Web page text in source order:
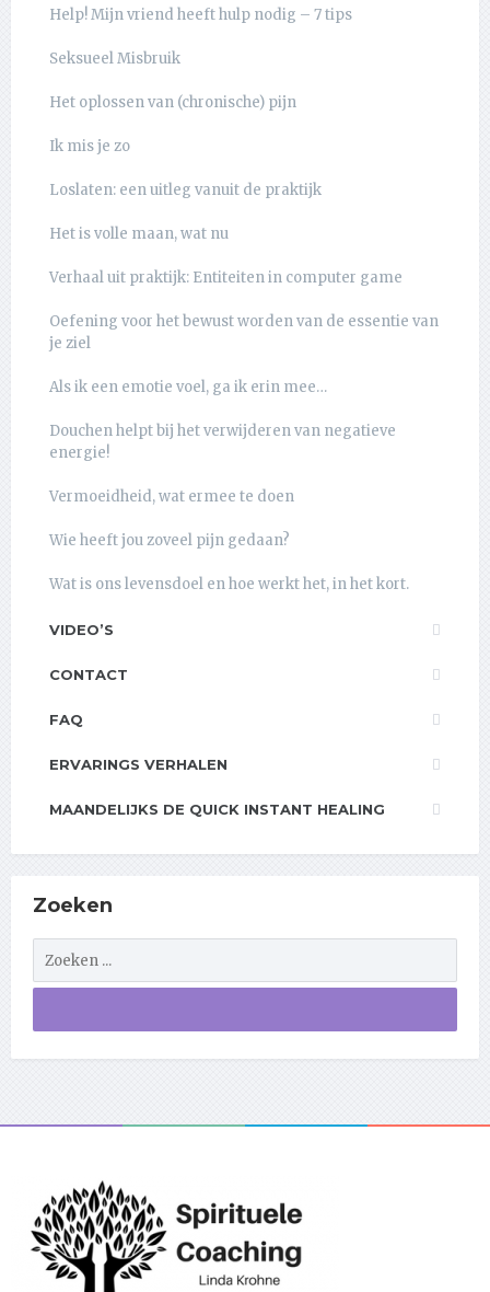
Help! Mijn vriend heeft hulp nodig – 7 tips
Seksueel Misbruik
Het oplossen van (chronische) pijn
Ik mis je zo
Loslaten: een uitleg vanuit de praktijk
Het is volle maan, wat nu
Verhaal uit praktijk: Entiteiten in computer game
Oefening voor het bewust worden van de essentie van
je ziel
Als ik een emotie voel, ga ik erin mee…
Douchen helpt bij het verwijderen van negatieve
energie!
Vermoeidheid, wat ermee te doen
Wie heeft jou zoveel pijn gedaan?
Wat is ons levensdoel en hoe werkt het, in het kort.
VIDEO’S
CONTACT
FAQ
ERVARINGS VERHALEN
MAANDELIJKS DE QUICK INSTANT HEALING
Zoeken